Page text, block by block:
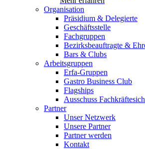
Organisation
Präsidium & Delegierte
Geschäftsstelle
Fachgruppen
Bezirksbeauftragte &
Bars & Clubs
Arbeitsgruppen
Erfa-Gruppen
Gastro Business Club
Flagships
Ausschuss
Partner
Unser Netzwerk
Unsere Partner
Partner werden
Kontakt